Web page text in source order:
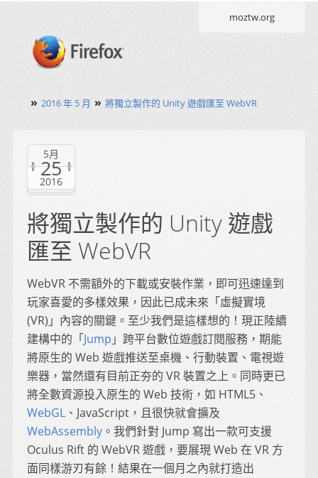
moztw.org
» 2016 年 5 月 » 將獨立製作的 Unity 遊戲匯至 WebVR
5月
25
2016
將獨立製作的 Unity 遊戲
匯至 WebVR
WebVR 不需額外的下載或安裝作業，即可迅速達到
玩家喜愛的多樣效果，因此已成未來「虛擬實境
(VR)」內容的關鍵。至少我們是這樣想的！現正陸續
建構中的「Jump 」跨平台數位遊戲訂閱服務，期能
將原生的 Web 遊戲推送至桌機、行動裝置、電視遊
樂器，當然還有目前正夯的 VR 裝置之上。同時更已
將全數資源投入原生的 Web 技術，如 HTML5、
WebGL 、JavaScript，且很快就會擴及
WebAssembly 。我們針對 Jump 寫出一款可支援
Oculus Rift 的 WebVR 遊戲，要展現 Web 在 VR 方
面同樣游刃有餘！結果在一個月之內就打造出